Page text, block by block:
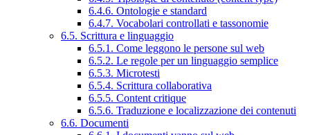
6.4.6. Ontologie e standard
6.4.7. Vocabolari controllati e tassonomie
6.5. Scrittura e linguaggio
6.5.1. Come leggono le persone sul web
6.5.2. Le regole per un linguaggio semplice
6.5.3. Microtesti
6.5.4. Scrittura collaborativa
6.5.5. Content critique
6.5.6. Traduzione e localizzazione dei contenuti
6.6. Documenti